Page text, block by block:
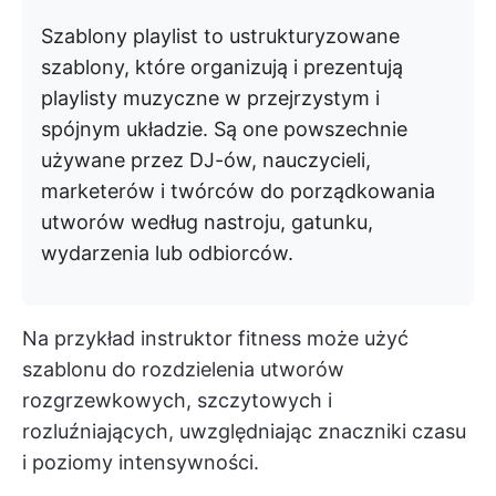
Szablony playlist to ustrukturyzowane
szablony, które organizują i prezentują
playlisty muzyczne w przejrzystym i
spójnym układzie. Są one powszechnie
używane przez DJ-ów, nauczycieli,
marketerów i twórców do porządkowania
utworów według nastroju, gatunku,
wydarzenia lub odbiorców.
Na przykład instruktor fitness może użyć
szablonu do rozdzielenia utworów
rozgrzewkowych, szczytowych i
rozluźniających, uwzględniając znaczniki czasu
i poziomy intensywności.